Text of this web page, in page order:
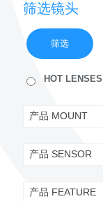
筛选镜头
筛选
HOT LENSES
产品 MOUNT
产品 SENSOR
产品 FEATURE